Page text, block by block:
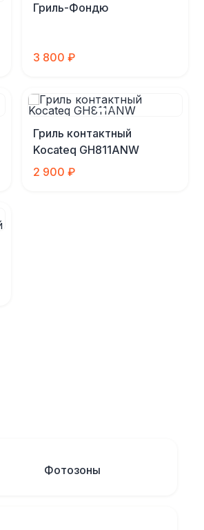
Гриль-Фондю
3 800 ₽
Гриль контактный
Kocateq GH811ANW
2 900 ₽
Фотозоны